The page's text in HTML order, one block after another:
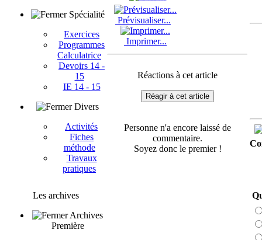
Spécialité
Exercices
Programmes
Calculatrice
Devoirs 14 -
15
IE 14 - 15
Divers
Activités
Fiches
méthode
Travaux
pratiques
Les archives
Archives
Première
Prévisualiser...
Imprimer...
Réactions à cet article
Réagir à cet article
Personne n'a encore laissé de
commentaire.
Soyez donc le premier !